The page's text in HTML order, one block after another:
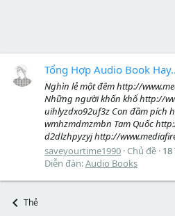
Tổng Hợp Audio Book
Nghìn lẻ một đêm http://
Những người khốn khổ http://
uihlyzdxo92uf3z Con đầm pích
wmhzmdmzmbn Tam Quốc
d2dlzhpyzyj http://
saveyourtime1990 Chủ đề
Diễn đàn:Audio Books
Thẻ